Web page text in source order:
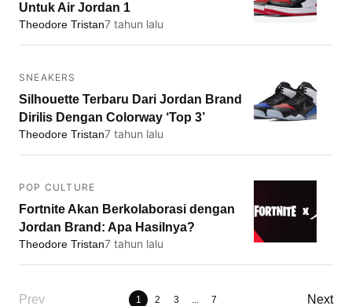
Untuk Air Jordan 1
Theodore Tristan7 tahun lalu
SNEAKERS
Silhouette Terbaru Dari Jordan Brand
Dirilis Dengan Colorway ‘Top 3’
Theodore Tristan7 tahun lalu
POP CULTURE
Fortnite Akan Berkolaborasi dengan
Jordan Brand: Apa Hasilnya?
Theodore Tristan7 tahun lalu
1 2 3 ... 7